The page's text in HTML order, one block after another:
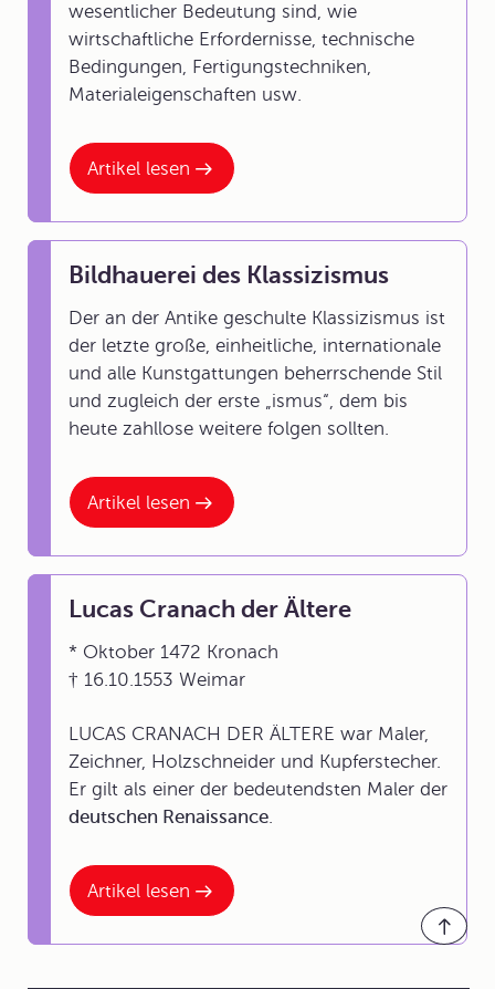
Artikel lesen
wesentlicher Bedeutung sind, wie
wirtschaftliche Erfordernisse, technische
Bedingungen, Fertigungstechniken,
Materialeigenschaften usw.
Artikel lesen
Bildhauerei des Klassizismus
Der an der Antike geschulte Klassizismus ist
der letzte große, einheitliche, internationale
und alle Kunstgattungen beherrschende Stil
und zugleich der erste „ismus“, dem bis
heute zahllose weitere folgen sollten.
Artikel lesen
Lucas Cranach der Ältere
* Oktober 1472 Kronach
† 16.10.1553 Weimar
LUCAS CRANACH DER ÄLTERE war Maler,
Zeichner, Holzschneider und Kupferstecher.
Er gilt als einer der bedeutendsten Maler der
deutschen Renaissance.